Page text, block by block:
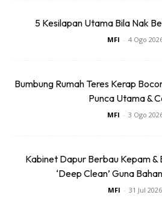
Aznol Hadi.
5 Kesilapan Utama Bila Nak
MFI - 4 Ogo
Bumbung Rumah Teres Kerap
Punca Utama &
MFI - 3 Ogo
Kabinet Dapur Berbau Kepam &
‘Deep Clean’ Guna
MFI - 31 Jul 2026